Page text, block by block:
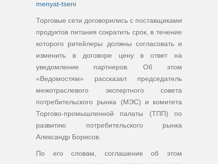
menyat-tseni
Торговые сети договорились с поставщиками
продуктов питания сократить срок, в течение
которого ритейлеры должны согласовать и
изменить в договоре цену в ответ на
уведомление партнеров. Об этом
«Ведомостям» рассказал председатель
межотраслевого экспертного совета
потребительского рынка (МЭС) и комитета
Торгово-промышленной палаты (ТПП) по
развитию потребительского рынка
Александр Борисов.
По его словам, соглашение об этом